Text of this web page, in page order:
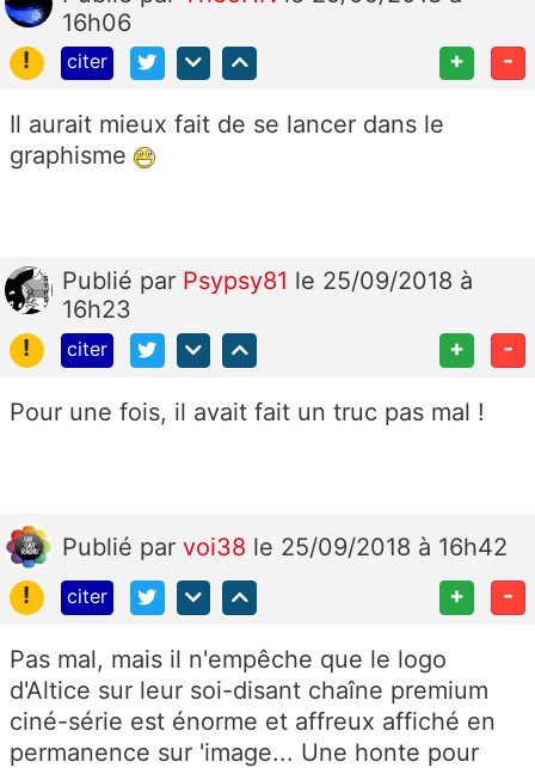
16h06
!
citer + -
Il aurait mieux fait de se lancer dans le
graphisme
Publié par Psypsy81 le 25/09/2018 à
16h23
!
citer + -
Pour une fois, il avait fait un truc pas mal !
Publié par voi38 le 25/09/2018 à 16h42
!
citer + -
Pas mal, mais il n'empêche que le logo
d'Altice sur leur soi-disant chaîne premium
ciné-série est énorme et affreux affiché en
permanence sur 'image... Une honte pour